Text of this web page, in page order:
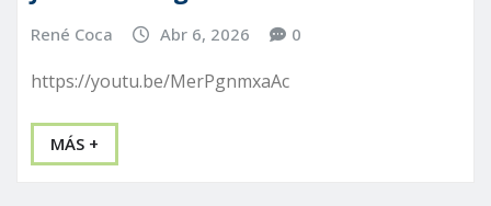
René Coca Abr 6, 2026 0
https://youtu.be/MerPgnmxaAc
MÁS +